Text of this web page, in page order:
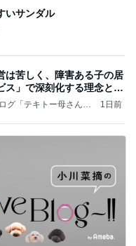
いサンダル
は苦しく、障害ある子の居
ス」で深刻化する理念と現
グ「テキトー母さんの
1日前